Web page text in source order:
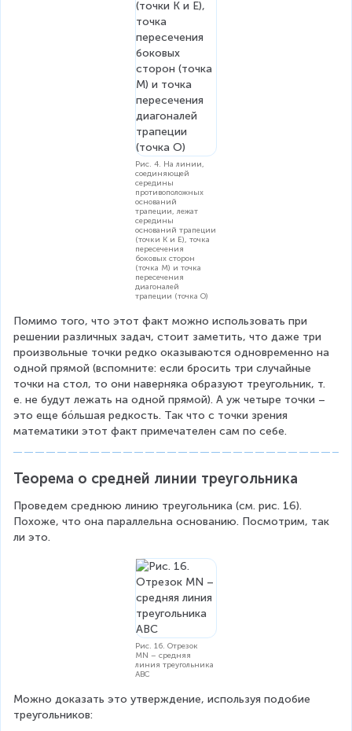
Рис. 4. На линии,
соединяющей
середины
противоположных
оснований
трапеции, лежат
середины
оснований трапеции
(точки K и E), точка
пересечения
боковых сторон
(точка M) и точка
пересечения
диагоналей
трапеции (точка O)
Помимо того, что этот факт можно использовать при
решении различных задач, стоит заметить, что даже три
произвольные точки редко оказываются одновременно на
одной прямой (вспомните: если бросить три случайные
точки на стол, то они наверняка образуют треугольник, т.
е. не будут лежать на одной прямой). А уж четыре точки –
это еще бо́льшая редкость. Так что с точки зрения
математики этот факт примечателен сам по себе.
Теорема о средней линии треугольника
Проведем среднюю линию треугольника (см. рис. 16).
Похоже, что она параллельна основанию. Посмотрим, так
ли это.
Рис. 16. Отрезок
MN – средняя
линия треугольника
ABC
Можно доказать это утверждение, используя подобие
треугольников: